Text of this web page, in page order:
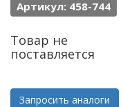
Артикул: 458-744
Товар не
поставляется
Запросить аналоги